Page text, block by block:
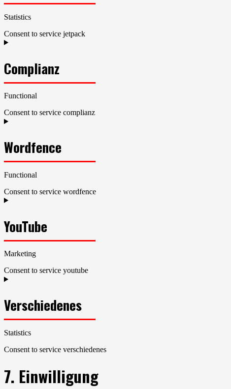
Statistics
Consent to service jetpack
Complianz
Functional
Consent to service complianz
Wordfence
Functional
Consent to service wordfence
YouTube
Marketing
Consent to service youtube
Verschiedenes
Statistics
Consent to service verschiedenes
7. Einwilligung